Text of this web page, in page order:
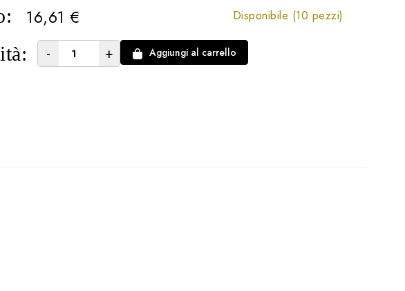
16,61€ Disponibile (10 pezzi)
- + Aggiungi al carrello